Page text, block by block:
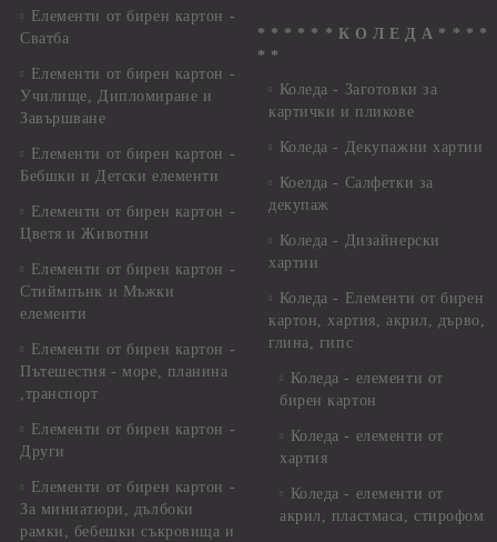
Елементи от бирен картон -
Сватба
Елементи от бирен картон -
Училище, Дипломиране и
Завършване
Елементи от бирен картон -
Бебшки и Детски елементи
Елементи от бирен картон -
Цветя и Животни
Елементи от бирен картон -
Стиймпънк и Мъжки
елементи
Елементи от бирен картон -
Пътешестия - море, планина
,транспорт
Елементи от бирен картон -
Други
Елементи от бирен картон -
За миниатюри, дълбоки
рамки, бебешки съкровища и
* * * * * * К О Л Е Д А * * * *
* *
Коледа - Заготовки за
картички и пликове
Коледа - Декупажни хартии
Коелда - Салфетки за
декупаж
Коледа - Дизайнерски
хартии
Коледа - Eлементи от бирен
картон, хартия, акрил, дърво,
глина, гипс
Коледа - елементи от
бирен картон
Коледа - елементи от
хартия
Коледа - елементи от
акрил, пластмаса, стирофом